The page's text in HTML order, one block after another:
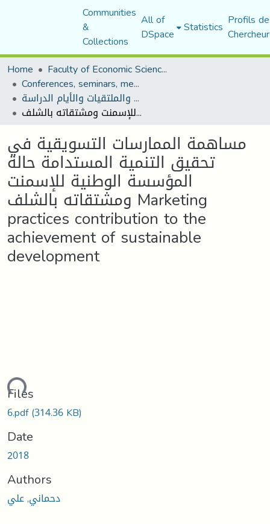
Communities
&
Collections
All of
DSpace Statistics Profils
Home
Faculty of Economic Sciences, Commerce and Management Sciences
Conferences, seminars, meetings, and study days
المؤتمرات والندوات والملتقيات والأيام الدراسة
مساهمة الممارسات التسويقية في تحقيق التنمية المستدامة حالة المؤسسة الوطنية للإسمنت ومشتقاته بالشلف Marketing practices contribution to the achievement of sustainable development
مساهمة الممارسات التسويقية في
تحقيق التنمية المستدامة حالة
المؤسسة الوطنية للإسمنت
ومشتقاته بالشلف Marketing
practices contribution to the
achievement of sustainable
development
Files
6.pdf(314.36 KB)
Date
2018
Authors
دحماني, علي